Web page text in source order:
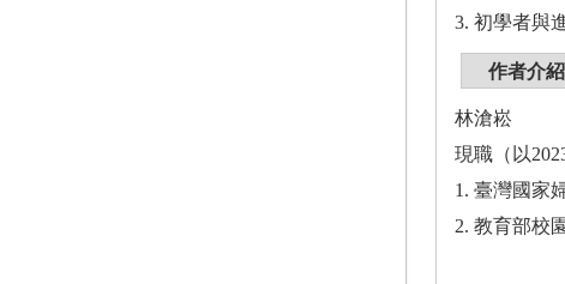
3. 初學者與
作者介紹
林滄崧
現職（以
1. 臺灣國家
2. 教育部校